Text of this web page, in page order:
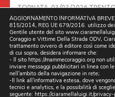
TORNATA. 03/03/2026
MARZO 2026
SOPRALLUOGHI MINISTERIALI
GIUGLIANO, LETTORI INVITATI A
VORAGINI27 FEBBRAIO 2026
26/02/2026 STRADE AL BUIO
AGGIORNAMENTO INFORMATIVA
815/2014, REG UE 679/2016. utilizzo dei
Gentile utente del sito
Coraggio e Vittime Della Strada ODV,
trattamento ovvero di editore così come
di cui sopra, desidera informare che:
- Il sito https://mammecoraggio.org non
inviare messaggi pubblicitari in linea con
nell'ambito della navigazione in rete;
-Il link all'informativa estesa, dove
tecnici e analytics, e la possibilità di
seguente: https://ciaramellaluigi.it/